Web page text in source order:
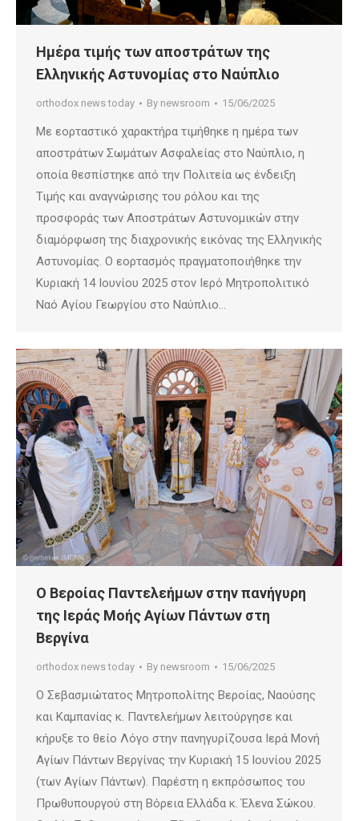
Ημέρα τιμής των αποστράτων της
Ελληνικής Αστυνομίας στο Ναύπλιο
orthodox news today By newsroom 15/06/2025
Με εορταστικό χαρακτήρα τιμήθηκε η ημέρα των
αποστράτων Σωμάτων Ασφαλείας στο Ναύπλιο, η
οποία θεσπίστηκε από την Πολιτεία ως ένδειξη
Τιμής και αναγνώρισης του ρόλου και της
προσφοράς των Αποστράτων Αστυνομικών στην
διαμόρφωση της διαχρονικής εικόνας της Ελληνικής
Αστυνομίας. Ο εορτασμός πραγματοποιήθηκε την
Κυριακή 14 Ιουνίου 2025 στον Ιερό Μητροπολιτικό
Ναό Αγίου Γεωργίου στο Ναύπλιο…
Ο Βεροίας Παντελεήμων στην πανήγυρη
της Ιεράς Μοής Αγίων Πάντων στη
Βεργίνα
orthodox news today By newsroom 15/06/2025
Ο Σεβασμιώτατος Μητροπολίτης Βεροίας, Ναούσης
και Καμπανίας κ. Παντελεήμων λειτούργησε και
κήρυξε το θείο Λόγο στην πανηγυρίζουσα Ιερά Μονή
Αγίων Πάντων Βεργίνας την Κυριακή 15 Ιουνίου 2025
(των Αγίων Πάντων). Παρέστη η εκπρόσωπος του
Πρωθυπουργού στη Βόρεια Ελλάδα κ. Έλενα Σώκου.